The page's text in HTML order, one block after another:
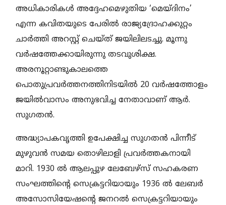
അധികാരികള്‍ അദ്ദേഹമെഴുതിയ ‘മെയ്ദിനം’
എന്ന കവിതയുടെ പേരില്‍ രാജ്യദ്രോഹക്കുറ്റം
ചാര്‍ത്തി അറസ്റ്റ് ചെയ്ത് ജയിലിലടച്ചു. മൂന്നു
വര്‍ഷത്തേക്കായിരുന്നു തടവുശിക്ഷ.
അരനൂറ്റാണ്ടുകാലത്തെ
പൊതുപ്രവര്‍ത്തനത്തിനിടയില്‍ 20 വര്‍ഷത്തോളം
ജയില്‍വാസം അനുഭവിച്ച നേതാവാണ് ആര്‍.
സുഗതന്‍.
അദ്ധ്യാപകവൃത്തി ഉപേക്ഷിച്ച സുഗതന്‍ പിന്നീട്
മുഴുവന്‍ സമയ തൊഴിലാളി പ്രവര്‍ത്തകനായി
മാറി. 1930 ല്‍ ആലപ്പുഴ ലേബേഴ്സ് സഹകരണ
സംഘത്തിന്റെ സെക്രട്ടറിയായും 1936 ല്‍ ലേബര്‍
അസോസിയേഷന്റെ ജനറല്‍ സെക്രട്ടറിയായും